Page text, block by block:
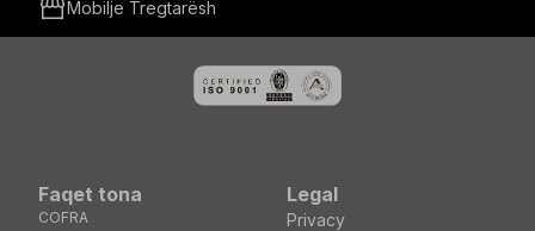
storefrontMobilje Tregtarësh
Faqet tona
COFRA
Legal
Privacy